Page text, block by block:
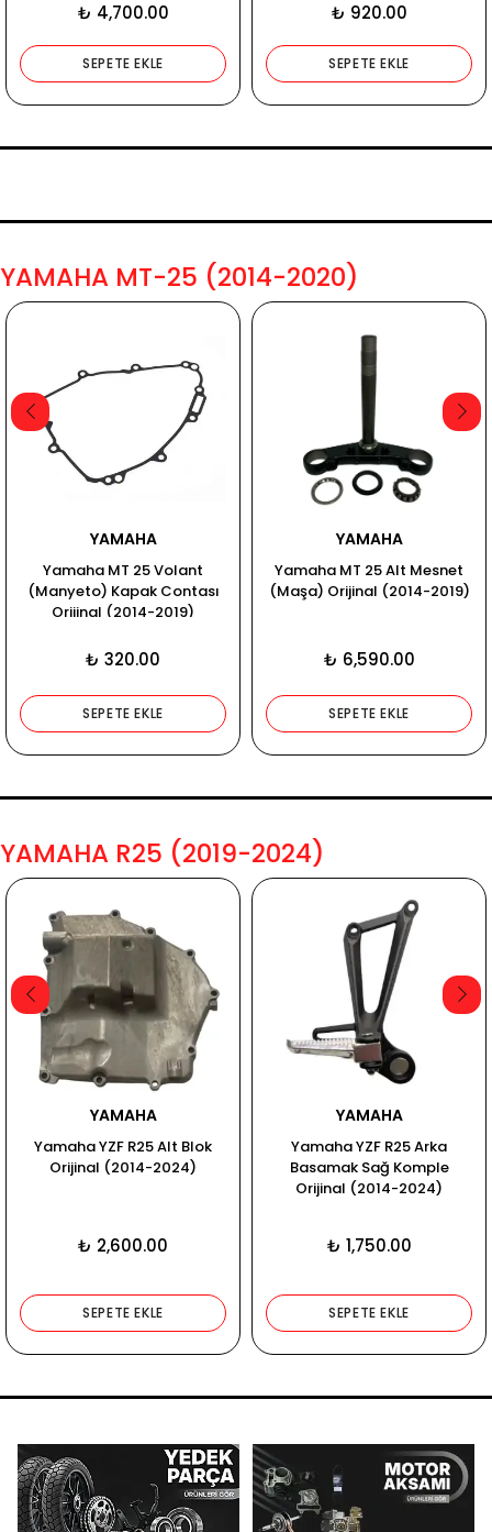
₺ 4,700.00
SEPETE EKLE
₺ 920.00
SEPETE EKLE
YAMAHA MT-25 (2014-2020)
YAMAHA
Yamaha MT 25 Volant
(Manyeto) Kapak Contası
Orijinal (2014-2019)
₺ 320.00
SEPETE EKLE
YAMAHA
Yamaha MT 25 Alt Mesnet
(Maşa) Orijinal (2014-2019)
₺ 6,590.00
SEPETE EKLE
YAMAHA R25 (2019-2024)
YAMAHA
Yamaha YZF R25 Alt Blok
Orijinal (2014-2024)
₺ 2,600.00
SEPETE EKLE
YAMAHA
Yamaha YZF R25 Arka
Basamak Sağ Komple
Orijinal (2014-2024)
₺ 1,750.00
SEPETE EKLE